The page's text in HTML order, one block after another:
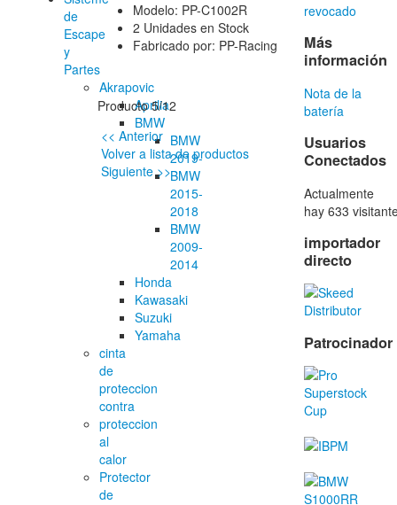
de
Escape
y
Partes
Akrapovic
Aprilia
BMW
BMW
2019-
BMW
2015-
2018
BMW
2009-
2014
Honda
Kawasaki
Suzuki
Yamaha
cinta
de
proteccion
contra
proteccion
al
calor
Protector
de
Modelo: PP-C1002R
2 Unidades en Stock
Fabricado por: PP-Racing
Producto 5/12
<< Anterior
Volver a lista de productos
Siguiente >>
revocado
Más
información
Nota de la
batería
Usuarios
Conectados
Actualmente
hay 633
importador
directo
Patrocinador